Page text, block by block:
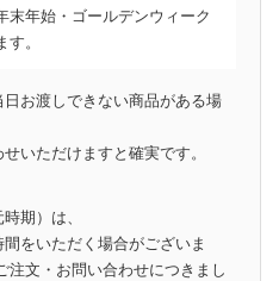
末年始・ゴールデンウィーク
。
お渡しできない商品がある場
いただけますと確実です。
期）は、
をいただく場合がございま
文・お問い合わせにつきまし